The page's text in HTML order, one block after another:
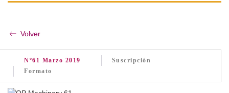
Volver
Nº61 Marzo 2019
Suscripción
Formato